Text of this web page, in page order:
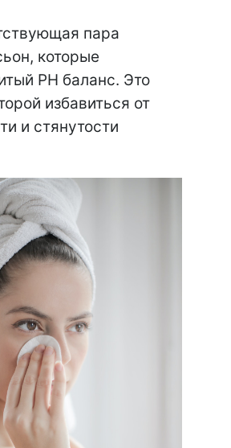
пара
которые
РН баланс. Это
избавиться от
и стянутости